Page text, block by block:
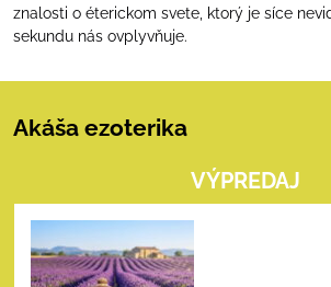
znalosti o éterickom svete, ktorý je síce
sekundu nás ovplyvňuje.
Akáša ezoterika
VÝPREDAJ